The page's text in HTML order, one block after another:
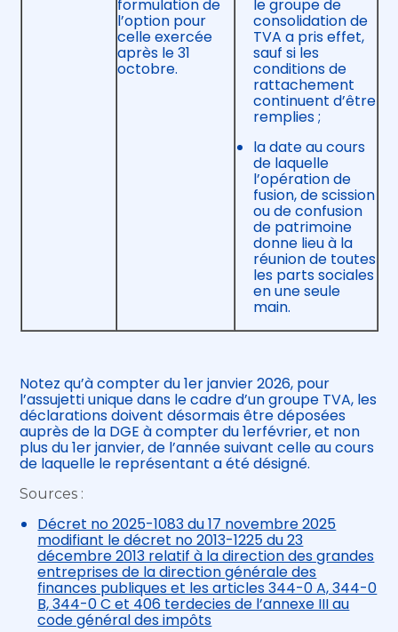
formulation de
l’option pour
celle exercée
après le 31
octobre.
le groupe de
consolidation de
TVA a pris effet,
sauf si les
conditions de
rattachement
continuent d’être
remplies ;
la date au cours
de laquelle
l’opération de
fusion, de scission
ou de confusion
de patrimoine
donne lieu à la
réunion de toutes
les parts sociales
en une seule
main.
Notez qu’à compter du 1er janvier 2026, pour
l’assujetti unique dans le cadre d’un groupe TVA, les
déclarations doivent désormais être déposées
auprès de la DGE à compter du 1erfévrier, et non
plus du 1er janvier, de l’année suivant celle au cours
de laquelle le représentant a été désigné.
Sources :
Décret no 2025-1083 du 17 novembre 2025
modifiant le décret no 2013-1225 du 23
décembre 2013 relatif à la direction des grandes
entreprises de la direction générale des
finances publiques et les articles 344-0 A, 344-0
B, 344-0 C et 406 terdecies de l’annexe III au
code général des impôts